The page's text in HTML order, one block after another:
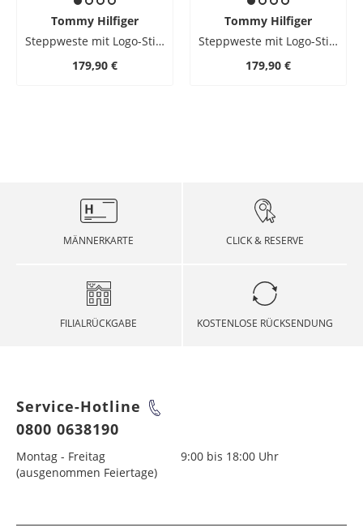
Tommy Hilfiger
Steppweste mit Logo-Stickerei
179,90 €
Tommy Hilfiger
Steppweste mit Logo-Stickerei
179,90 €
MÄNNERKARTE CLICK & RESERVE
FILIALRÜCKGABE KOSTENLOSE RÜCKSENDUNG
Service-Hotline
0800 0638190
Montag - Freitag
9:00 bis 18:00 Uhr
(ausgenommen Feiertage)